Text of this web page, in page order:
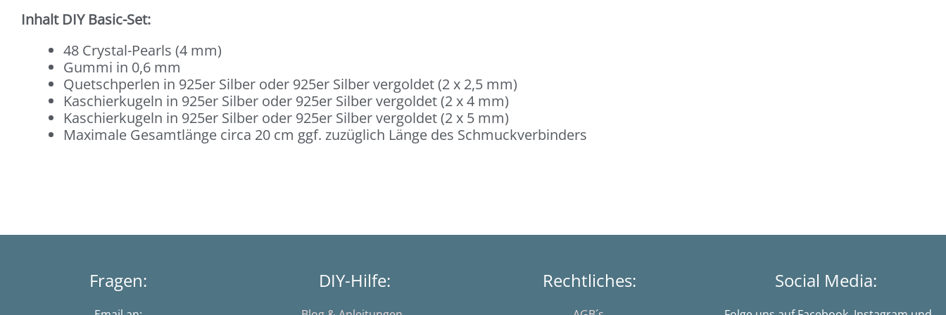
Inhalt DIY Basic-Set:
48 Crystal-Pearls (4 mm)
Gummi in 0,6 mm
Quetschperlen in 925er Silber oder 925er Silber vergoldet (2 x 2,5 mm)
Kaschierkugeln in 925er Silber oder 925er Silber vergoldet (2 x 4 mm)
Kaschierkugeln in 925er Silber oder 925er Silber vergoldet (2 x 5 mm)
Maximale Gesamtlänge circa 20 cm ggf. zuzüglich Länge des Schmuckverbinders
Fragen: DIY-Hilfe: Rechtliches: Social Media: